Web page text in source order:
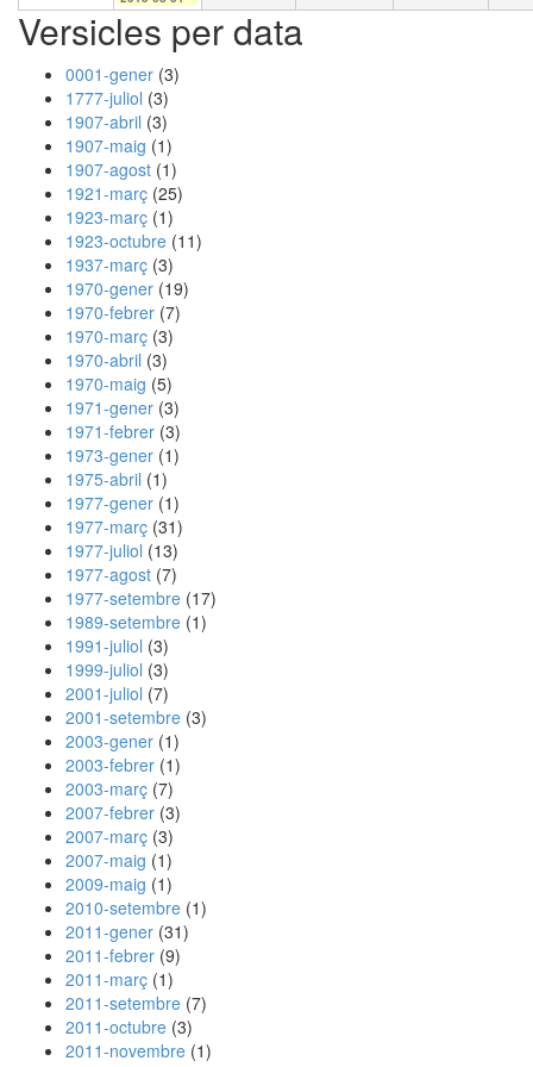
Versicles per data
0001-gener (3)
1777-juliol (3)
1907-abril (3)
1907-maig (1)
1907-agost (1)
1921-març (25)
1923-març (1)
1923-octubre (11)
1937-març (3)
1970-gener (19)
1970-febrer (7)
1970-març (3)
1970-abril (3)
1970-maig (5)
1971-gener (3)
1971-febrer (3)
1973-gener (1)
1975-abril (1)
1977-gener (1)
1977-març (31)
1977-juliol (13)
1977-agost (7)
1977-setembre (17)
1989-setembre (1)
1991-juliol (3)
1999-juliol (3)
2001-juliol (7)
2001-setembre (3)
2003-gener (1)
2003-febrer (1)
2003-març (7)
2007-febrer (3)
2007-març (3)
2007-maig (1)
2009-maig (1)
2010-setembre (1)
2011-gener (31)
2011-febrer (9)
2011-març (1)
2011-setembre (7)
2011-octubre (3)
2011-novembre (1)